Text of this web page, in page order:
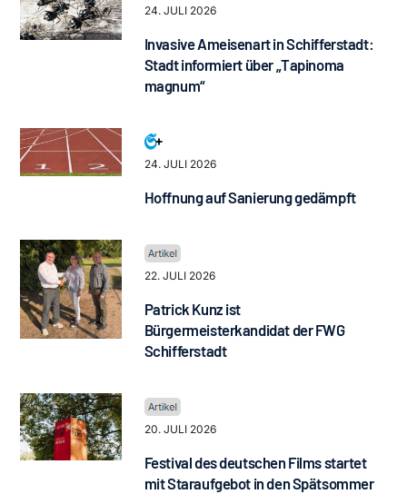
24. JULI 2026
Invasive Ameisenart in Schifferstadt:
Stadt informiert über „Tapinoma
magnum“
24. JULI 2026
Hoffnung auf Sanierung gedämpft
22. JULI 2026
Patrick Kunz ist
Bürgermeisterkandidat der FWG
Schifferstadt
20. JULI 2026
Festival des deutschen Films startet
mit Staraufgebot in den Spätsommer